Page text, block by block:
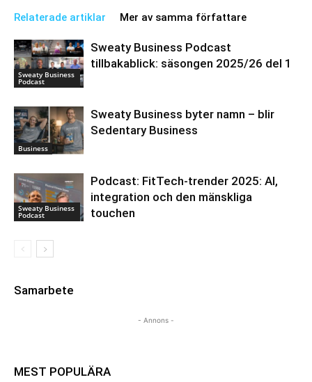
Relaterade artiklar Mer av samma författare
Sweaty Business
Podcast
Sweaty Business Podcast
tillbakablick: säsongen 2025/26 del 1
Business
Sweaty Business byter namn – blir
Sedentary Business
Sweaty Business
Podcast
Podcast: FitTech-trender 2025: AI,
integration och den mänskliga
touchen
Samarbete
- Annons -
MEST POPULÄRA